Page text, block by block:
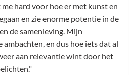
hard voor hoe er met kunst en
en zie enorme potentie in de
de samenleving. Mijn
en dus hoe iets dat al
aan relevantie wint door het